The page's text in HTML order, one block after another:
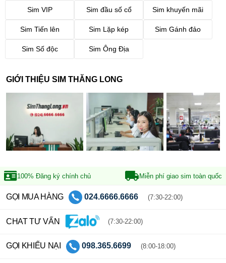
Sim VIP Sim đầu số cổ Sim khuyến mãi
Sim Tiến lên Sim Lặp kép Sim Gánh đảo
Sim Số độc Sim Ông Địa
GIỚI THIỆU SIM THĂNG LONG
100% Đăng ký chính chủ Miễn phí giao sim toàn quốc
GỌI MUA HÀNG 024.6666.6666 (7:30-22:00)
CHAT TƯ VẤN (7:30-22:00)
GỌI KHIẾU NẠI 098.365.6699 (8:00-18:00)